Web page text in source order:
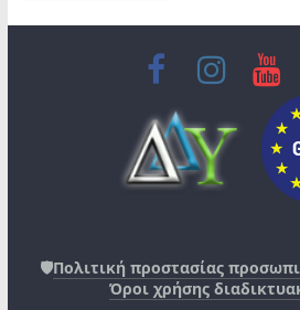
🛡️Πολιτική προστασίας
Όροι χρήσης